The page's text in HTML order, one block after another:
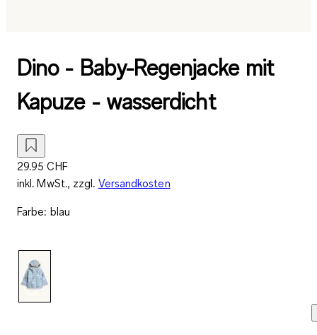
Dino - Baby-Regenjacke mit
Kapuze - wasserdicht
29.95 CHF
inkl. MwSt., zzgl. Versandkosten
Farbe: blau